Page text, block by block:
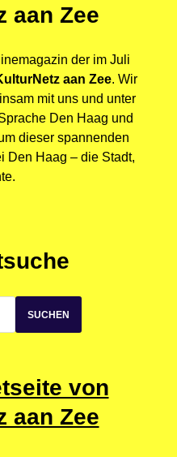
aan Zee
der im Juli
aan Zee. Wir
mit uns und unter
Den Haag und
dieser spannenden
Den Haag – die Stadt,
SUCHEN
von
aan Zee